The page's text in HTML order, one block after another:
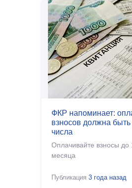
ФКР напоминает:
взносов должна
числа
Оплачивайте взносы до
месяца
Публикация 3 года назад